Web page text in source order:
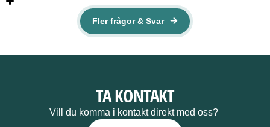
Fler frågor & Svar
TA KONTAKT
Vill du komma i kontakt direkt med oss?